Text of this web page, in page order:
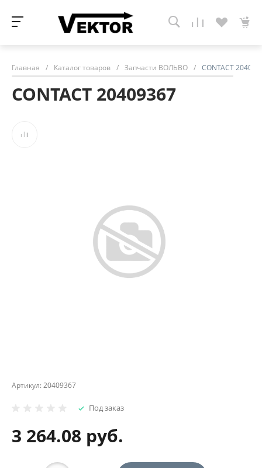
Главная / Каталог товаров / Запчасти ВОЛЬВО / CONTACT
CONTACT 20409367
Артикул:20409367
Под заказ
3 264.08 руб.